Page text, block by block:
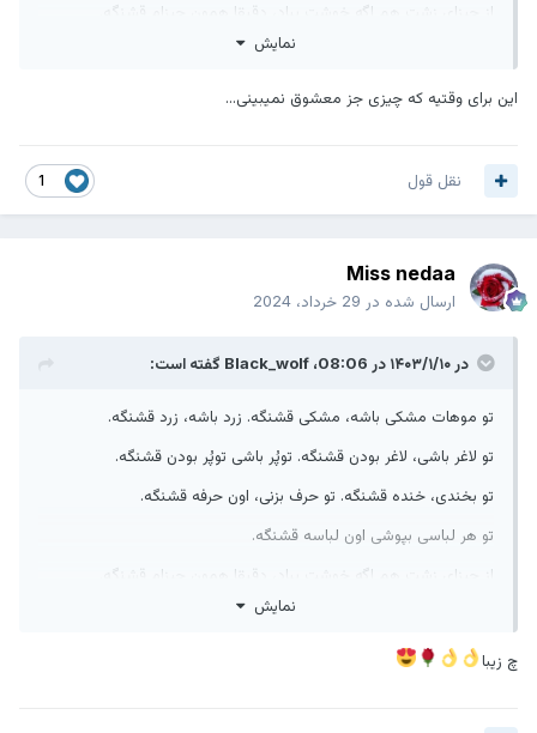
از چیزای زشت هم اگه خوشت بیاد، دقیقا همون چیزام قشنگه.
همه چیز وقتی مربوط به تو باشه قشنگه.
نمایش
این برای وقتیه که چیزی جز معشوق نمیبینی...
نقل قول
Miss nedaa
ارسال شده در 29 خرداد، 2024
در ۱۴۰۳/۱/۱۰ در 08:06، Black_wolfگفته است:
تو موهات مشکی باشه، مشکی قشنگه. زرد باشه، زرد قشنگه.
تو لاغر باشی، لاغر بودن قشنگه. توپُر باشی توپُر بودن قشنگه.
تو بخندی، خنده قشنگه. تو حرف بزنی، اون حرفه قشنگه.
تو هر لباسی بپوشی اون لباسه قشنگه.
از چیزای زشت هم اگه خوشت بیاد، دقیقا همون چیزام قشنگه.
همه چیز وقتی مربوط به تو باشه قشنگه.
نمایش
چ زیبا